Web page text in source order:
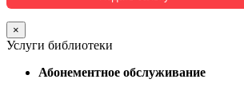
×
Услуги библиотеки
Абонементное обслуживание